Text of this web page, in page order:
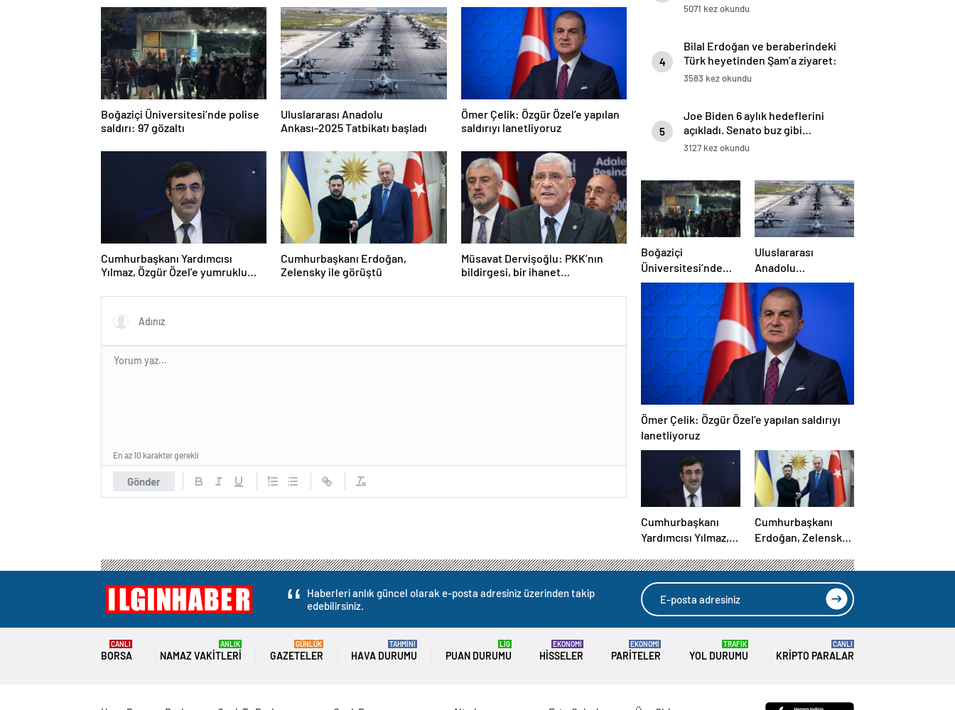
Boğaziçi Üniversitesi’nde polise
saldırı: 97 gözaltı
Uluslararası Anadolu
Ankası-2025 Tatbikatı başladı
Ömer Çelik: Özgür Özel’e yapılan
saldırıyı lanetliyoruz
Cumhurbaşkanı Yardımcısı
Yılmaz, Özgür Özel’e yumruklu
Cumhurbaşkanı Erdoğan,
Zelensky ile görüştü
Müsavat Dervişoğlu: PKK’nın
bildirgesi, bir ihanet
Gönder
En az 10 karakter gerekli
5071 kez okundu
4
Bilal Erdoğan ve beraberindeki
Türk heyetinden Şam’a ziyaret:
Emevi Camii’nde namaz kıldılar
3583 kez okundu
5
Joe Biden 6 aylık hedeflerini
açıkladı. Senato buz gibi…
3127 kez okundu
Boğaziçi
Üniversitesi’nde
polise saldırı: 97
gözaltı
Uluslararası
Anadolu
Ankası-2025
Tatbikatı başladı
Ömer Çelik: Özgür Özel’e yapılan saldırıyı
lanetliyoruz
Cumhurbaşkanı
Yardımcısı Yılmaz,
yumruklu saldırıyı
kınadı
Cumhurbaşkanı
Erdoğan, Zelensky
Haberleri anlık güncel olarak e-posta adresiniz üzerinden takip
edebilirsiniz.
BORSA
CANLI
NAMAZ VAKITLERI
ANLIK
GAZETELER
GÜNLÜK
HAVA DURUMU
TAHMİNİ
PUAN DURUMU
LİG
HISSELER
EKONOMİ
PARITELER
EKONOMİ
YOL DURUMU
TRAFİK
KRIPTO PARALAR
CANLI